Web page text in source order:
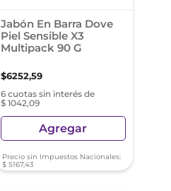
Jabón En Barra Dove
Piel Sensible X3
Multipack 90 G
$6252,59
6 cuotas sin interés de
$ 1042,09
Agregar
Precio sin Impuestos Nacionales:
$ 5167,43